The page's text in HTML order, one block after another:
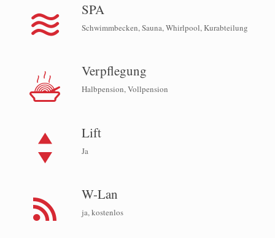
SPA
Schwimmbecken, Sauna, Whirlpool, Kurabteilung
Verpflegung
Halbpension, Vollpension
Lift
Ja
W-Lan
ja, kostenlos